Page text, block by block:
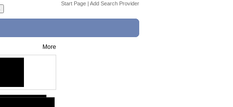
Start Page | Add Search Provider
More